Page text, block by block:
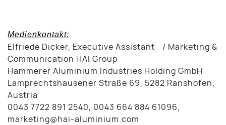
Medienkontakt:
Elfriede Dicker, Executive Assistant / Marketing &
Communication HAI Group
Hammerer Aluminium Industries Holding GmbH
Lamprechtshausener Straße 69, 5282 Ranshofen,
Austria
0043 7722 891 2540, 0043 664 884 61096,
marketing@hai-aluminium.com